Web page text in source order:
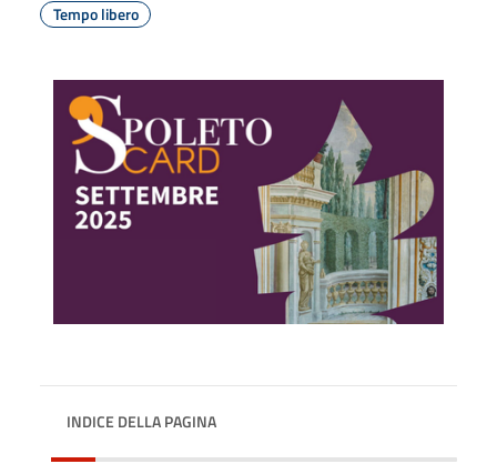
Tempo libero
INDICE DELLA PAGINA